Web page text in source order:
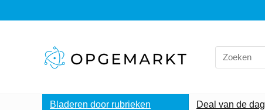
Search
for:
Bladeren door rubrieken Deal van de dag